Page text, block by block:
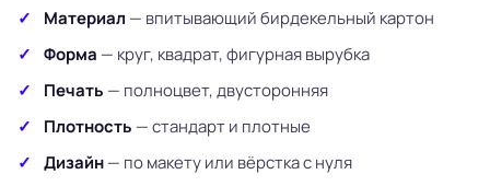
Материал — впитывающий бирдекельный картон
Форма — круг, квадрат, фигурная вырубка
Печать — полноцвет, двусторонняя
Плотность — стандарт и плотные
Дизайн— по макету или вёрстка с нуля